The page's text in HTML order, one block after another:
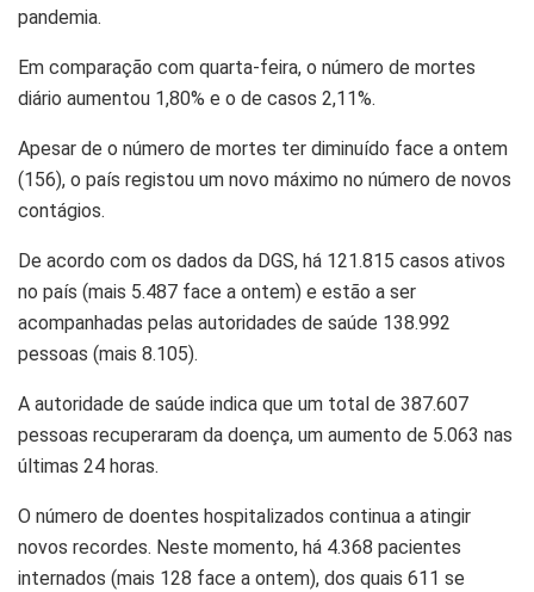
pandemia.
Em comparação com quarta-feira, o número de mortes
diário aumentou 1,80% e o de casos 2,11%.
Apesar de o número de mortes ter diminuído face a ontem
(156), o país registou um novo máximo no número de novos
contágios.
De acordo com os dados da DGS, há 121.815 casos ativos
no país (mais 5.487 face a ontem) e estão a ser
acompanhadas pelas autoridades de saúde 138.992
pessoas (mais 8.105).
A autoridade de saúde indica que um total de 387.607
pessoas recuperaram da doença, um aumento de 5.063 nas
últimas 24 horas.
O número de doentes hospitalizados continua a atingir
novos recordes. Neste momento, há 4.368 pacientes
internados (mais 128 face a ontem), dos quais 611 se